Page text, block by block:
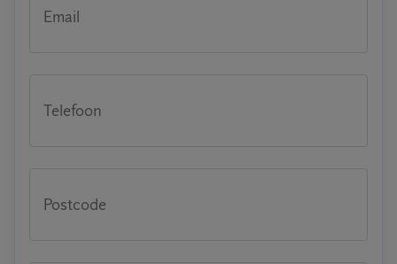
Email
Telefoon
Postcode